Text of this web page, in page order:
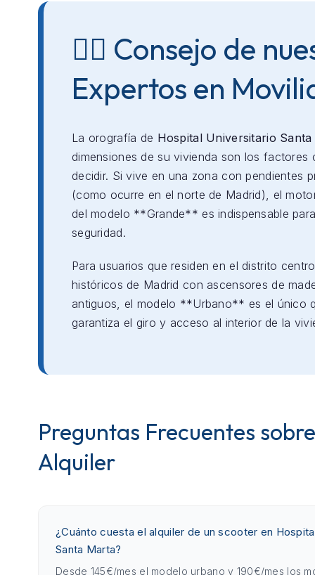
👨‍⚕️ Consejo de
Expertos en
La orografía de Hospital Universitario
dimensiones de su vivienda son los factores
decidir. Si vive en una zona con pendientes
(como ocurre en el norte de Madrid), el
del modelo **Grande** es indispensable
seguridad.
Para usuarios que residen en el distrito
históricos de Madrid con ascensores de
antiguos, el modelo **Urbano** es el único
garantiza el giro y acceso al interior de la
Preguntas Frecuentes
Alquiler
¿Cuánto cuesta el alquiler de un scooter en
Santa Marta?
Desde 145€/mes el modelo urbano y 190€/mes los